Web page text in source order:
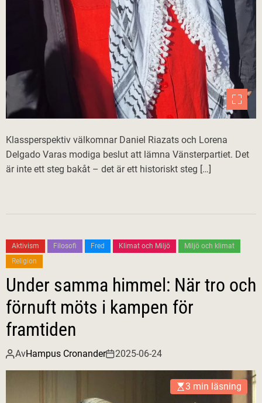
Klassperspektiv välkomnar Daniel Riazats och Lorena
Delgado Varas modiga beslut att lämna Vänsterpartiet. Det
är inte ett steg bakåt – det är ett historiskt steg […]
Aktivism Filosofi Fred Klimat och Miljö
Miljö och klimat
Religion
Under samma himmel: När tro och
förnuft möts i kampen för
framtiden
AvHampus Cronander 2025-06-24
3 min läsning